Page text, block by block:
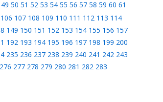
49 50 51 52 53 54 55 56 57 58 59 60 61
106 107 108 109 110 111 112 113 114
149 150 151 152 153 154 155 156 157
192 193 194 195 196 197 198 199 200
235 236 237 238 239 240 241 242 243
276 277 278 279 280 281 282 283